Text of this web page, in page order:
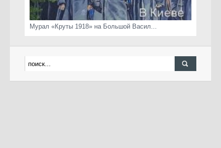
Мурал «Круты 1918» на Большой Васил...